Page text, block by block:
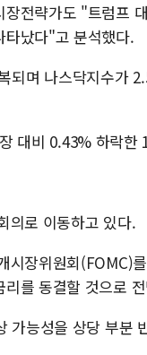
전략가도 "트럼프
타났다"고 분석했다.
되며 나스닥지수가
대비 0.43% 하락한
의로 이동하고 있다.
장위원회(FOMC)
를 동결할 것으로
가능성을 상당 부분